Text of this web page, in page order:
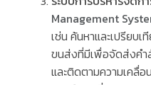
Management
เช่น ค้นหาและเปรียบ
ขนส่งที่มีเพื่อจัดส่งค
และติดตามความเคลื่